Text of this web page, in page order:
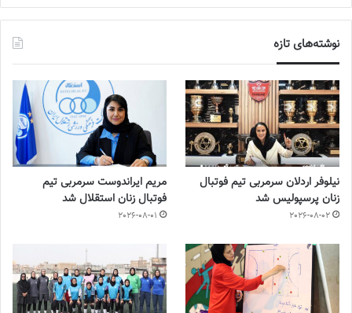
نوشته‌های تازه
نیلوفر اردلان سرمربی تیم فوتبال
زنان پرسپولیس شد
2026-08-02
مریم ایراندوست سرمربی تیم
فوتبال زنان استقلال شد
2026-08-01